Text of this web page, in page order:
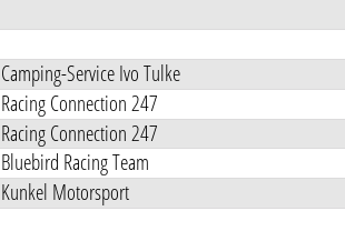
Camping-Service Ivo Tulke
Racing Connection 247
Racing Connection 247
Bluebird Racing Team
Kunkel Motorsport